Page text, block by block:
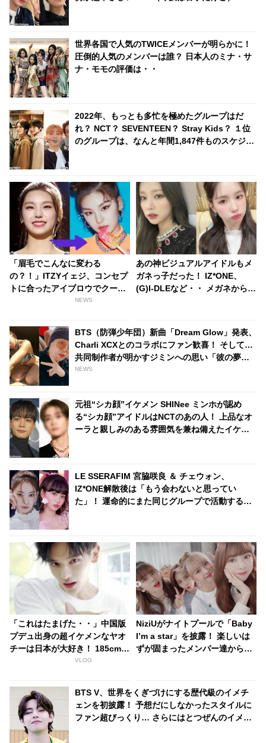
世界各国で人気のTWICEメンバーが明らかに！
圧倒的人気のメンバーは誰？ 日本人のミナ・サ
ナ・モモの評価は・・
2022年、もっとも多忙を極めたグループはだ
れ？ NCT？ SEVENTEEN？ Stray Kids？ １位
のグループは、なんと年間1,847件ものスケジュ
「眉毛でこんなに変わる
の？！」ITZYイェジ、コンセプ
トに合ったアイブロウでクール
な印象を大チェンジ！
NEWS
あの神ビジュアルアイドルもメ
ガネっ子だった！ IZ*ONE、
(G)I-DLEなど・・ メガネからコ
BTS（防弾少年団）新曲「Dream Glow」発表、
Charli XCXとのコラボにファン歓喜！ そして…
共同制作者が明かすジミンへの思い「彼の夢、
そして彼の絶望から生まれた歌」
NEWS
元祖“シカ顔”イケメン SHINee ミンホが認め
る“シカ顔”アイドルはNCTのあの人！ 上品なオ
ーラと親しみのある雰囲気を兼ね備えたイケメ
LE SSERAFIM 宮脇咲良 ＆ チェウォン、
IZ*ONE解散後は「もう会わないと思ってい
た」！ 運命的にまた同じグループで活動するこ
「これはたまげた・・」中国版
プデュ出身の超イケメンなヤオ
チーは日本が大好き！ 185cmの
高身長と端正なルックスで大注
VLOG
NiziUがナイトプールで「Baby
I’m a star」を披露！ 楽しいは
ずが固まったメンバー達から
BTS V、世界をくぎづけにする歴代級のイメチ
ェンを初披露！ 予想だにしなかったスタイルに
ファン超びっくり… さらにはとつぜんのイメチ